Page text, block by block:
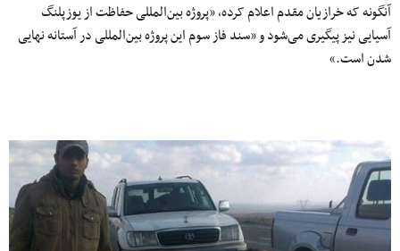
آنگونه که خرازیان مقدم اعلام کرده، «پروژه بین‌المللی حفاظت از یوزپلنگ
آسیایی نیز پیگیری می‌شود و «سند فاز سوم این پروژه‌ بین‌المللی در آستانه نهایی
شدن است.»